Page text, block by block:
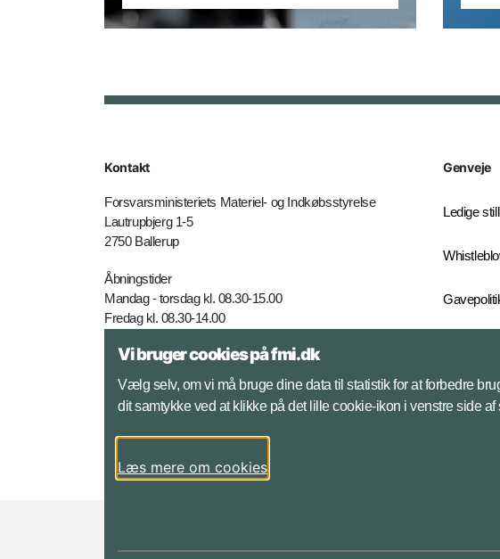
Kontakt
Forsvarsministeriets Materiel- og Indkøbsstyrelse
Lautrupbjerg 1-5
2750 Ballerup
Åbningstider
Mandag - torsdag kl. 08.30-15.00
Fredag kl. 08.30-14.00
Telefon: +45 7281 4000
Genveje
Ledige
Vi bruger cookies på fmi.dk
Vælg selv, om vi må bruge dine data til statistik for at forbedre
dit samtykke ved at klikke på det lille cookie-ikon i venstre side
Læs mere om cookies